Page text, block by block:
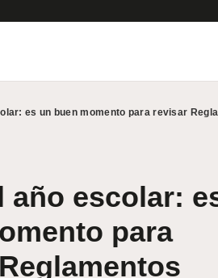
es un buen momento para revisar
año escolar:
para